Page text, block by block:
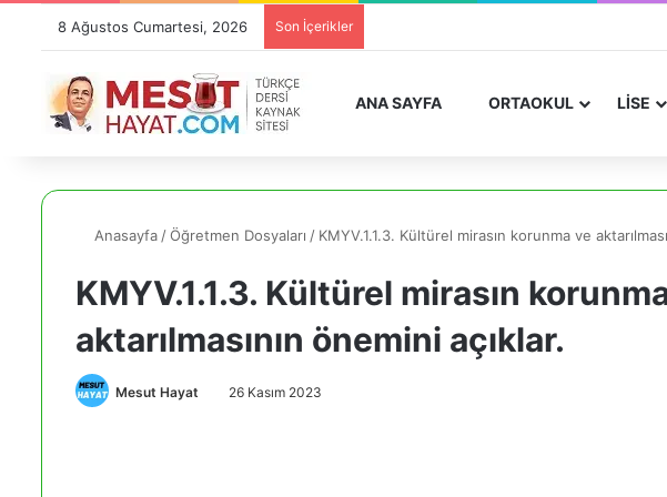
8 Ağustos Cumartesi, 2026 Son İçerikler
ANA SAYFA ORTAOKUL LİSE
Anasayfa /Öğretmen Dosyaları / KMYV.1.1.3. Kültürel mirasın korunma ve
KMYV.1.1.3. Kültürel mirasın
aktarılmasının önemini açıklar.
Mesut Hayat 26 Kasım 2023